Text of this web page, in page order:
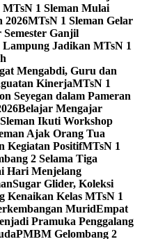
1 Sleman Mulai
2026MTsN 1 Sleman Gelar
Ganjil
Jadikan MTsN 1
Mengabdi, Guru dan
KinerjaMTsN 1
Seyegan dalam Pameran
Belajar Mengajar
Ikuti Workshop
Ajak Orang Tua
Kegiatan PositifMTsN 1
2 Selama Tiga
Hari Menjelang
Sugar Glider, Koleksi
Kenaikan Kelas MTsN 1
MuridEmpat
Pramuka Penggalang
PMBM Gelombang 2